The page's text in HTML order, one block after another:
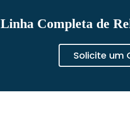
Linha Completa de
Solicite um